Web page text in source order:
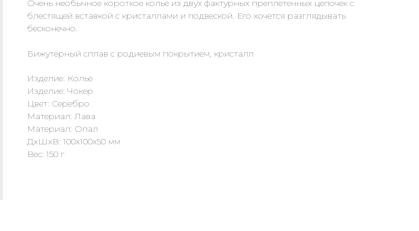
Очень необычное короткое колье из двух фактурных преплетенных цепочек с
блестящей вставкой с кристаллами и подвеской. Его хочется разглядывать
бесконечно.
Бижутерный сплав с родиевым покрытием, кристалл
Изделие: Колье
Изделие: Чокер
Цвет: Серебро
Материал: Лава
Материал: Опал
ДxШxВ: 100x100x50 мм
Вес: 150 г